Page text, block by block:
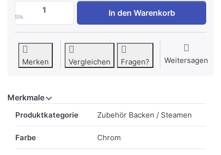
Stk.
AEG DPGR-AP1 Backblech hochrandig,
In den Warenkorb
Merken Vergleichen Fragen? Weitersagen
Merkmale
Produktkategorie Zubehör Backen / Steamen
Farbe Chrom